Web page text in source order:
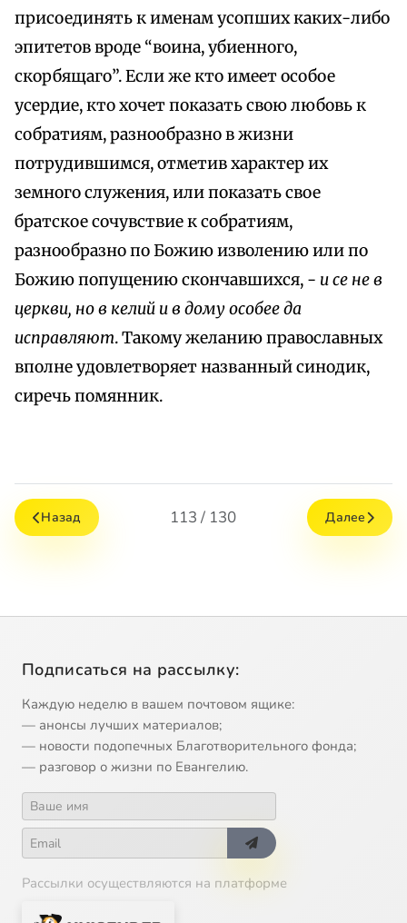
присоединять к именам усопших каких-либо
эпитетов вроде “воина, убиенного,
скорбящаго”. Если же кто имеет особое
усердие, кто хочет показать свою любовь к
собратиям, разнообразно в жизни
потрудившимся, отметив характер их
земного служения, или показать свое
братское сочувствие к собратиям,
разнообразно по Божию изволению или по
Божию попущению скончавшихся, - и се не в
церкви, но в келий и в дому особее да
исправляют. Такому желанию православных
вполне удовлетворяет названный синодик,
сиречь помянник.
Назад 113 / 130 Далее
Подписаться на рассылку:
Каждую неделю в вашем почтовом ящике:
— анонсы лучших материалов;
— новости подопечных Благотворительного фонда;
— разговор о жизни по Евангелию.
Рассылки осуществляются на платформе